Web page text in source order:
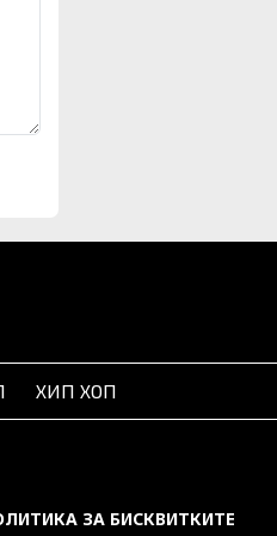
ХИП ХОП
ЗА БИСКВИТКИТЕ